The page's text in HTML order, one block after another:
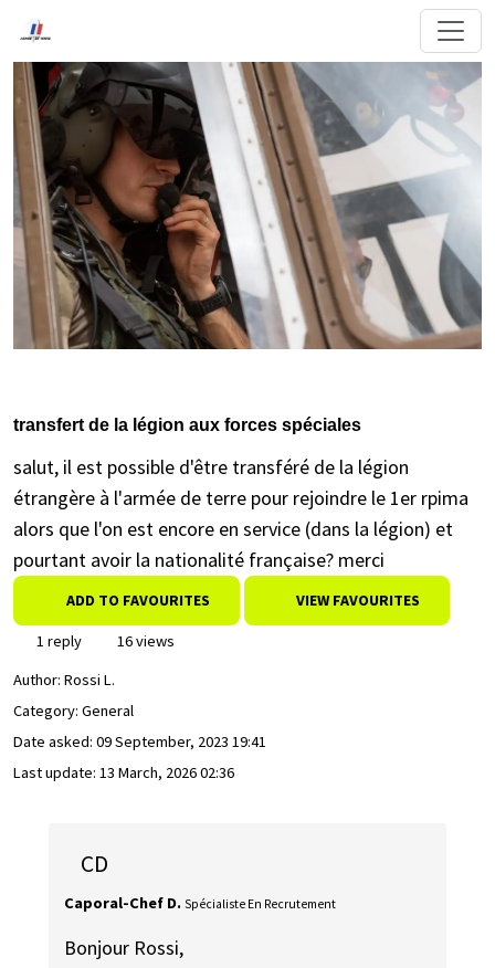
transfert de la légion aux forces spéciales
salut, il est possible d'être transféré de la légion
étrangère à l'armée de terre pour rejoindre le 1er rpima
alors que l'on est encore en service (dans la légion) et
pourtant avoir la nationalité française? merci
ADD TO FAVOURITES VIEW FAVOURITES
1 reply
16 views
Author: Rossi L.
Category: General
Date asked: 09 September, 2023 19:41
Last update: 13 March, 2026 02:36
CD
Caporal-Chef D. Spécialiste En Recrutement
Bonjour Rossi,